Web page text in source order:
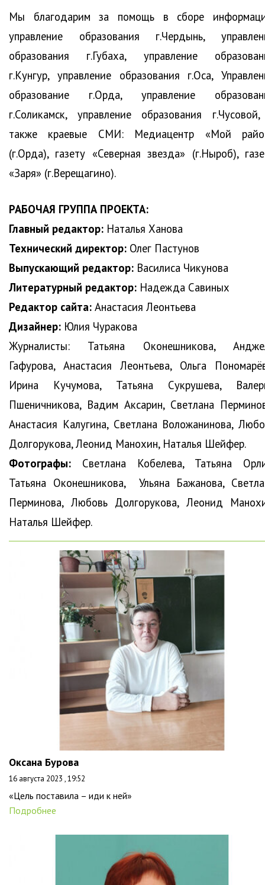
Мы благодарим за помощь в сборе
управление образования г.Чердынь,
образования г.Губаха, управление
г.Кунгур, управление образования г.Оса,
образование г.Орда, управление
г.Соликамск, управление образования
также краевые СМИ: Медиацентр «Мой
(г.Орда), газету «Северная звезда» (г.Ныроб),
«Заря» (г.Верещагино).
РАБОЧАЯ ГРУППА ПРОЕКТА:
Главный редактор: Наталья Ханова
Технический директор: Олег Пастунов
Выпускающий редактор: Василиса Чикунова
Литературный редактор: Надежда Савиных
Редактор сайта: Анастасия Леонтьева
Дизайнер: Юлия Чуракова
Журналисты: Татьяна Оконешникова,
Гафурова, Анастасия Леонтьева, Ольга
Ирина Кучумова, Татьяна Сукрушева,
Пшеничникова, Вадим Аксарин, Светлана
Анастасия Калугина, Светлана Воложанинова,
Долгорукова, Леонид Манохин, Наталья Шейфер.
Фотографы: Светлана Кобелева, Татьяна
Татьяна Оконешникова, Ульяна Бажанова,
Перминова, Любовь Долгорукова, Леонид
Наталья Шейфер.
Оксана Бурова
16 августа 2023 , 19:52
«Цель поставила – иди к ней»
Подробнее